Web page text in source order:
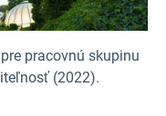
pracovnú skupinu
(2022).